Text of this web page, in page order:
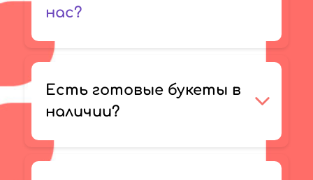
нас?
Есть готовые букеты в
наличии?